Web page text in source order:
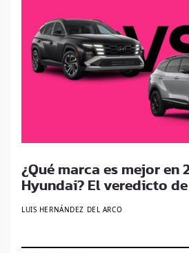
¿Qué marca es mejor en
Hyundai? El veredicto
LUIS HERNÁNDEZ DEL ARCO